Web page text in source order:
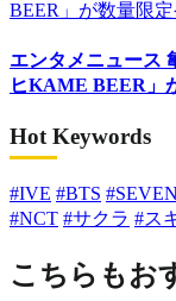
エンタメニュース
ヒKAME BEER」
Hot Keywords
#IVE #BTS
#NCT #サクラ #ス
こちらもお